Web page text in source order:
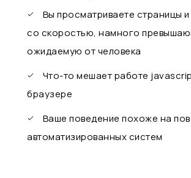
Вы просматриваете страницы и
со скоростью, намного
ожидаемую от человека
Что-то мешает работе
браузере
Ваше поведение похоже на
автоматизированных систем